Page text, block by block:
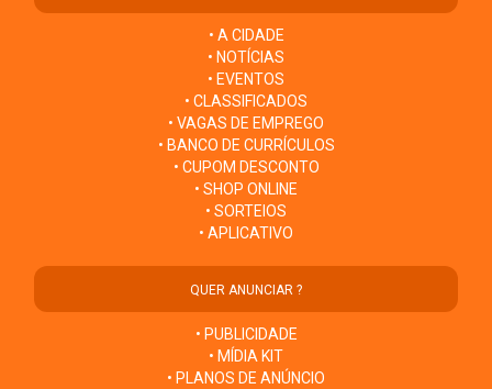
• A CIDADE
• NOTÍCIAS
• EVENTOS
• CLASSIFICADOS
• VAGAS DE EMPREGO
• BANCO DE CURRÍCULOS
• CUPOM DESCONTO
• SHOP ONLINE
• SORTEIOS
• APLICATIVO
QUER ANUNCIAR ?
• PUBLICIDADE
• MÍDIA KIT
• PLANOS DE ANÚNCIO